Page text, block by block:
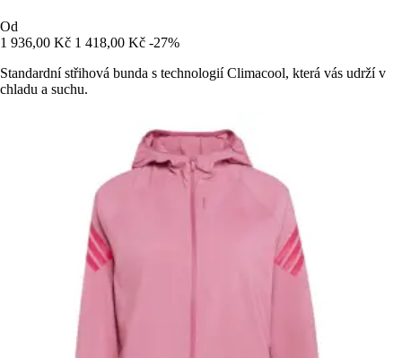
Od
1 936,00 Kč 1 418,00 Kč -27%
Standardní střihová bunda s technologií Climacool, která vás udrží v
chladu a suchu.